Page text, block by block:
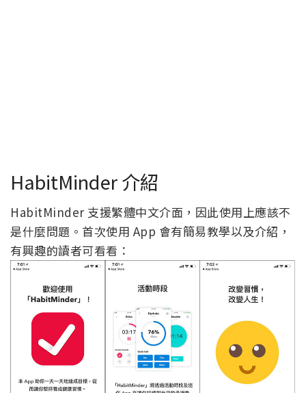
HabitMinder 介紹
HabitMinder 支援繁體中文介面，因此使用上應該不
是什麼問題。首次使用 App 會有簡易教學以及介紹，
有興趣的讀者可看看：